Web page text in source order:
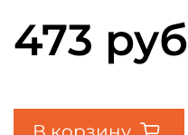
473 руб